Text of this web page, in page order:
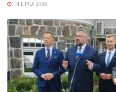
14 LIPCA 2026